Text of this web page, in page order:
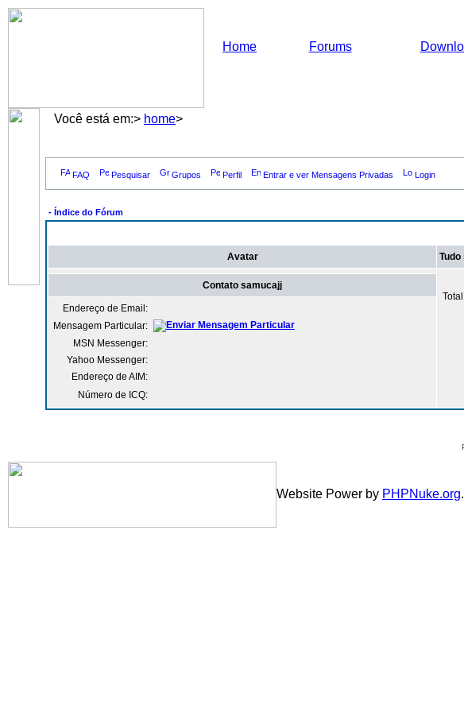
Home Forums
Você está em:> home>
FAQ Pesquisar Grupos Perfil Entrar e ver Mensagens Privadas Login
- Índice do Fórum
Avatar
Contato samucajj
Endereço de Email:
Mensagem Particular:
MSN Messenger:
Yahoo Messenger:
Endereço de AIM:
Número de ICQ:
Website Power by PHPNuke.org